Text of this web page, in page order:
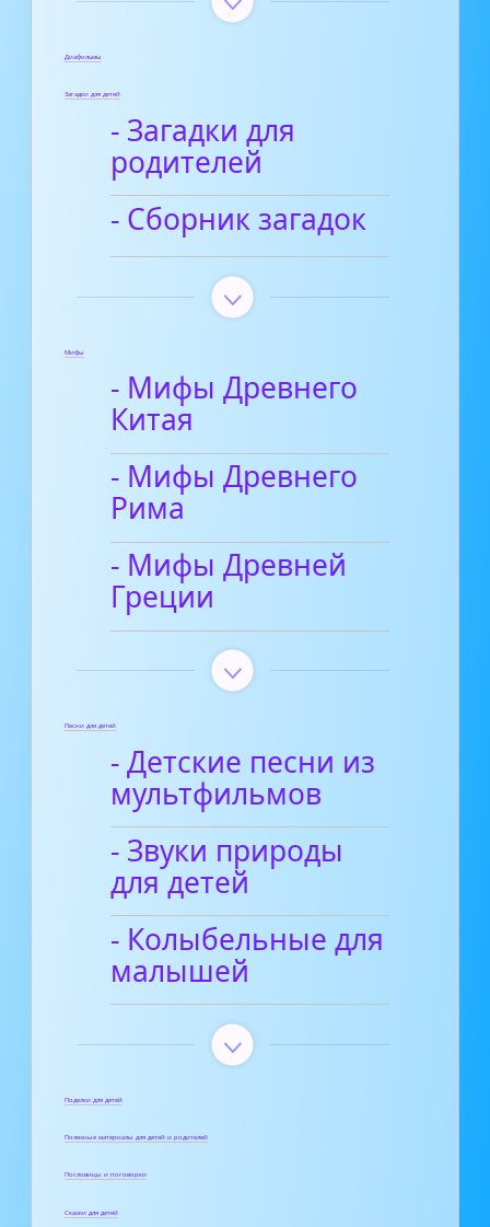
Диафильмы
Загадки для детей
- Загадки для
родителей
- Сборник загадок
Мифы
- Мифы Древнего
Китая
- Мифы Древнего
Рима
- Мифы Древней
Греции
Песни для детей
- Детские песни из
мультфильмов
- Звуки природы
для детей
- Колыбельные для
малышей
Поделки для детей
Полезные материалы для детей и родителей
Пословицы и поговорки
Сказки для детей